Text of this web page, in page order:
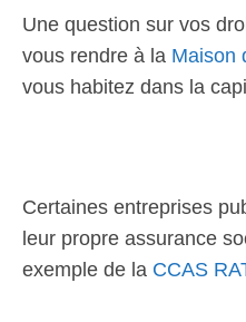
Une question sur vos
vous rendre à la Maison
vous habitez dans la
Certaines entreprises
leur propre assurance
exemple de la CCAS